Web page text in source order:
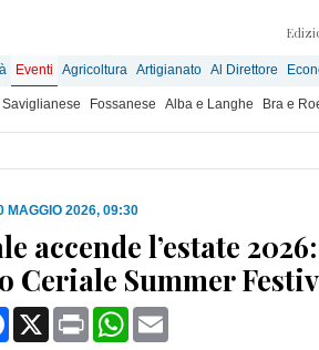
Eventi Agricoltura Artigianato Al Direttore
Saviglianese Fossanese Alba e Langhe Bra e
MAGGIO 2026, 09:30
accende l’estate
Ceriale Summer
Facebook
X Print WhatsApp